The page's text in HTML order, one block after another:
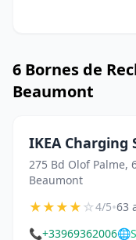
6 Bornes de
Beaumont
IKEA Charging
275 Bd Olof Palme,
Beaumont
★★★★☆4/5•63
📞+33969362006🌐